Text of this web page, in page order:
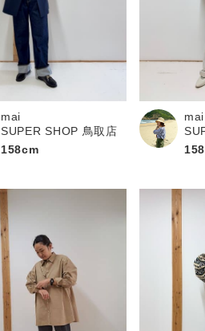
mai
SUPER SHOP 鳥取店
158cm
mai